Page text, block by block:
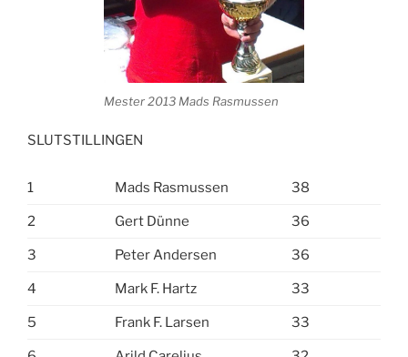
Mester 2013 Mads Rasmussen
SLUTSTILLINGEN
1 Mads Rasmussen 38
2 Gert Dünne 36
3 Peter Andersen 36
4 Mark F. Hartz 33
5 Frank F. Larsen 33